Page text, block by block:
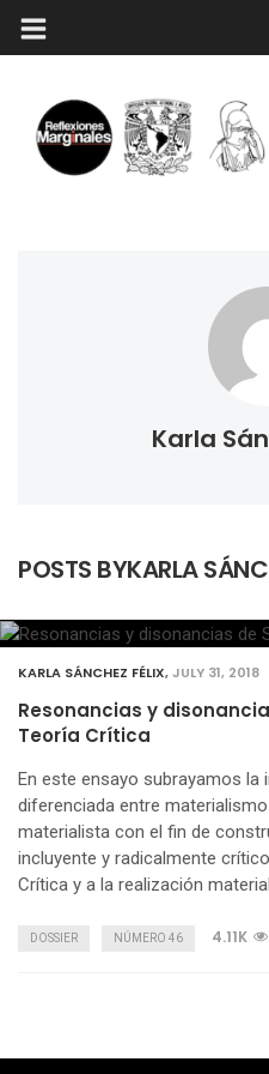
Karla
POSTS BYKARLA
KARLA SÁNCHEZ FÉLIX,JULY 31, 2018
Resonancias y
Teoría Crítica
En este ensayo subrayamos la
diferenciada entre
materialista con el fin de
incluyente y radicalmente
Crítica y a la realización
DOSSIER NÚMERO 46 4.11K